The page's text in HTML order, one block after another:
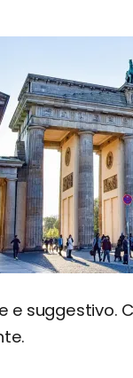
e suggestivo.